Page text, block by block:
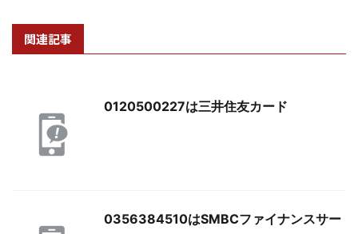
関連記事
0120500227は三井住友カード
0356384510はSMBCファイナンスサー